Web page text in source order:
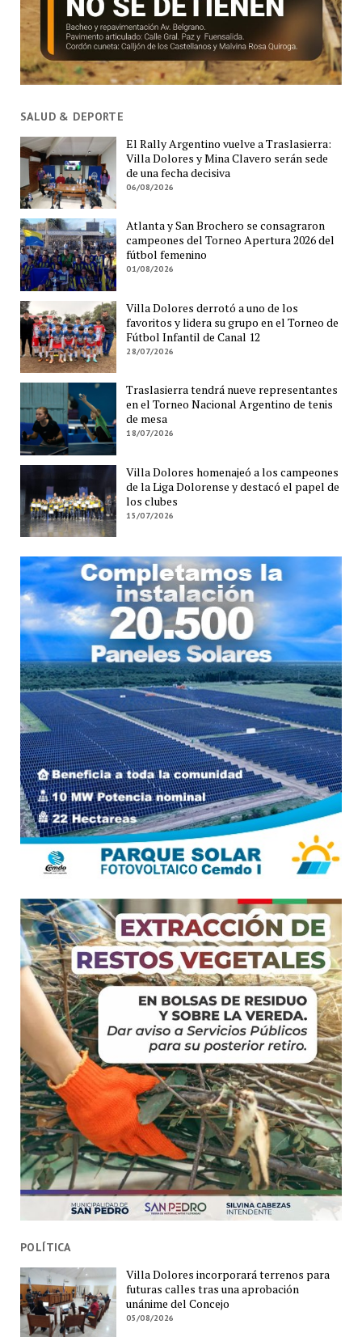
SALUD & DEPORTE
El Rally Argentino vuelve a Traslasierra:
Villa Dolores y Mina Clavero serán sede
de una fecha decisiva
06/08/2026
Atlanta y San Brochero se consagraron
campeones del Torneo Apertura 2026 del
fútbol femenino
01/08/2026
Villa Dolores derrotó a uno de los
favoritos y lidera su grupo en el Torneo de
Fútbol Infantil de Canal 12
28/07/2026
Traslasierra tendrá nueve representantes
en el Torneo Nacional Argentino de tenis
de mesa
18/07/2026
Villa Dolores homenajeó a los campeones
de la Liga Dolorense y destacó el papel de
los clubes
15/07/2026
POLÍTICA
Villa Dolores incorporará terrenos para
futuras calles tras una aprobación
unánime del Concejo
05/08/2026